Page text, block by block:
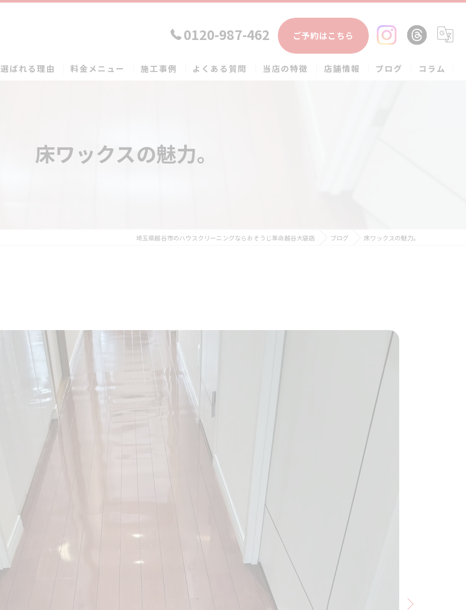
0120-987-462 ご予約はこちら
選ばれる理由 料金メニュー 施工事例 よくある質問 当店の特徴 店舗情報 ブログ コラム
床ワックスの魅力。
埼玉県越谷市のハウスクリーニングならおそうじ革命越谷大袋店 ブログ 床ワックスの魅力。